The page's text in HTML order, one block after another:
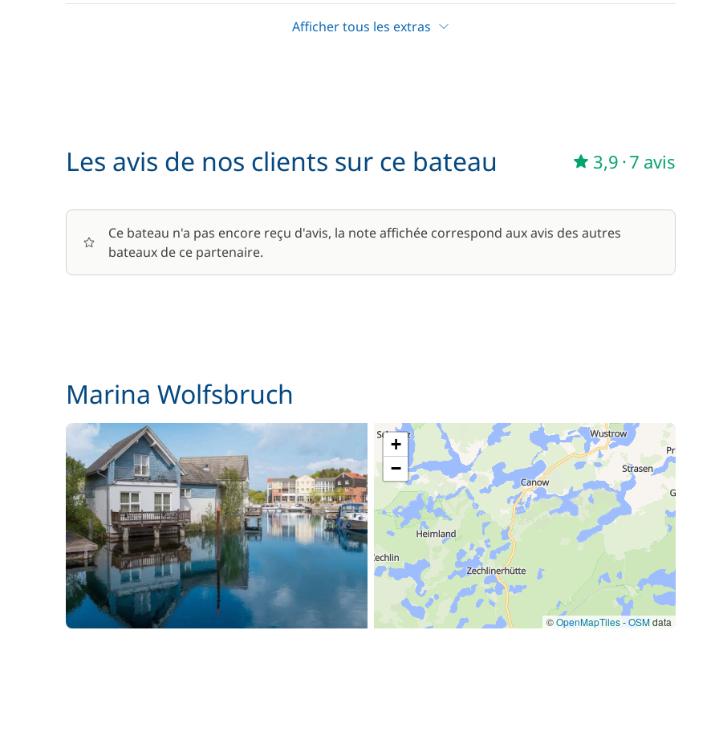
Animaux de compagnie 85,00 €
/ semaine
Le paquet environnemental 15,00 €
Paddle 77,00 €
/ semaine
Parking Voitures 70,00 €
/ semaine
Siège bébé 17,50 €
/ semaine
Wifi 59,50 €
/ semaine
Afficher tous les extras
Les avis de nos clients sur ce bateau 3,9 ·7 avis
Ce bateau n'a pas encore reçu d'avis, la note affichée correspond aux avis des autres
bateaux de ce partenaire.
Marina Wolfsbruch
+
−
©OpenMapTiles-OSMdata